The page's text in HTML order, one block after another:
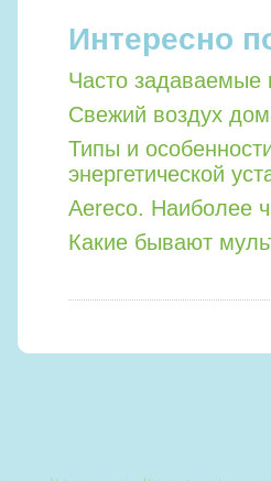
Интересно
Часто задаваемые
Свежий воздух
Типы и
энергетической
Aereco. Наиболее
Какие бывают